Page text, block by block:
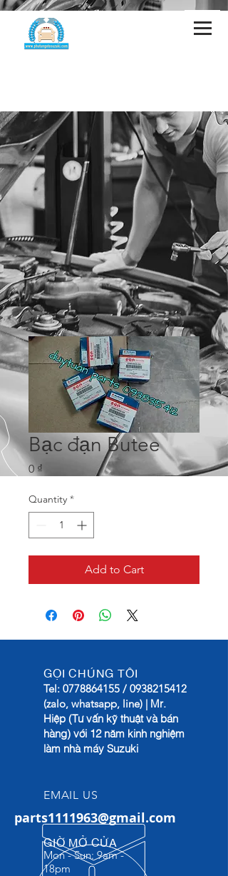
Bạc đạn Butee
0 ₫
Quantity *
Add to Cart
GỌI CHÚNG TÔI
Tel: 0778864155 / 0938215412
(zalo, whatsapp, line) | Mr.
Hiệp (Tư vấn kỹ thuật và bán
hàng) với 12 năm kinh nghiệm
làm nhà máy Suzuki
EMAIL US
parts1111963@gmail.com
GIỜ MỞ CỬA
Mon - Sun: 9am -
18pm​